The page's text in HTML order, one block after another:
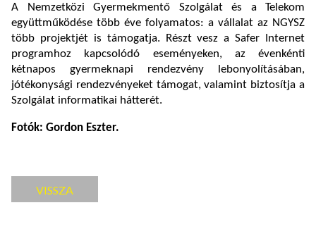
A Nemzetközi Gyermekmentő Szolgálat és a Telekom
együttműködése több éve folyamatos: a vállalat az NGYSZ
több projektjét is támogatja. Részt vesz a Safer Internet
programhoz kapcsolódó eseményeken, az évenkénti
kétnapos gyermeknapi rendezvény lebonyolításában,
jótékonysági rendezvényeket támogat, valamint biztosítja a
Szolgálat informatikai hátterét.
Fotók: Gordon Eszter.
VISSZA